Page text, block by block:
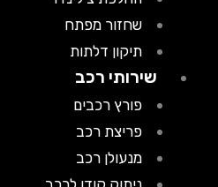
שחזור מפתח
תיקון דלתות
שירותי רכב
פורץ רכבים
פריצת רכב
מנעולן רכב